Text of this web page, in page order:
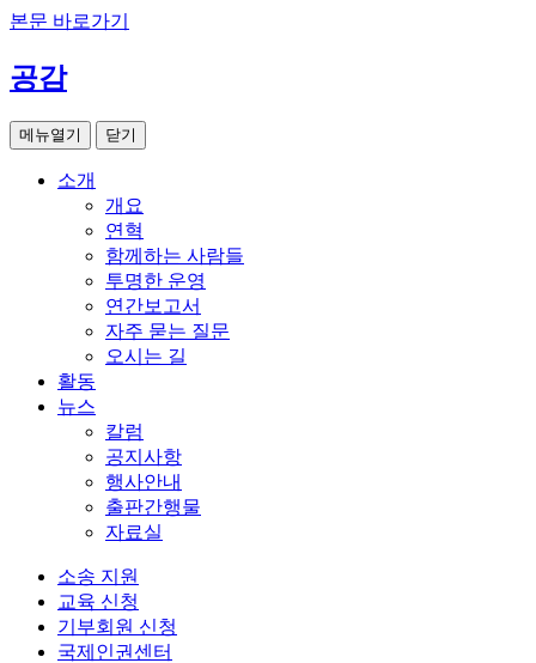
본문 바로가기
공감
메뉴열기 닫기
소개
개요
연혁
함께하는 사람들
투명한 운영
연간보고서
자주 묻는 질문
오시는 길
활동
뉴스
칼럼
공지사항
행사안내
출판간행물
자료실
소송 지원
교육 신청
기부회원 신청
국제인권센터